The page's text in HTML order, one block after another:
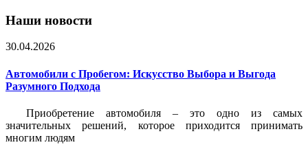
Наши новости
30.04.2026
Автомобили с Пробегом: Искусство Выбора и Выгода
Разумного Подхода
Приобретение автомобиля – это одно из самых
значительных решений, которое приходится принимать
многим людям